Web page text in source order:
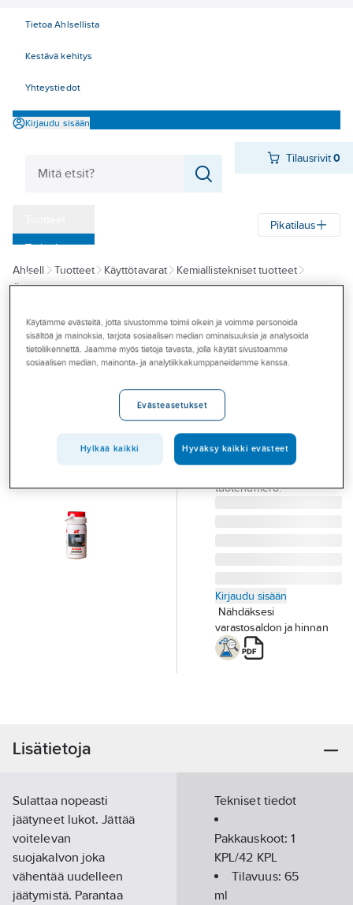
Tietoa Ahlsellista
Kestävä kehitys
Yhteystiedot
Kirjaudu sisään
Tilausrivit 0
‎Tarjoukset
Myymälät
Konseptit
Palvelut
Pikatilaus
Ahlsell Tuotteet Käyttötavarat
Kemiallistekniset tuotteet
Öljyt, rasvat ja lastuamisaineet
Voiteluöljyt Lukko- ja aseöljyt
AT-TUOTE
Lukkoöljy
sulattava AT-
tuote 4050
SULATTAVA
LUKKOÖLJY 50ML AT-
4050
Tuotenumero T06001626
tuotenumero:
Kirjaudu sisään
Nähdäksesi
varastosaldon ja hinnan
Lisätietoja
Sulattaa nopeasti
jäätyneet lukot. Jättää
voitelevan
suojakalvon joka
vähentää uudelleen
jäätymistä. Parantaa
Tekniset tiedot
Pakkauskoot:1
KPL/42 KPL
Tilavuus: 65
ml
Käytämme evästeitä, jotta sivustomme toimii oikein ja voimme personoida
sisältöä ja mainoksia, tarjota sosiaalisen median ominaisuuksia ja analysoida
tietoliikennettä. Jaamme myös tietoja tavasta, jolla käytät sivustoamme
sosiaalisen median, mainonta- ja analytiikkakumppaneidemme kanssa.
Evästeasetukset
Hylkää kaikki Hyväksy kaikki evästeet